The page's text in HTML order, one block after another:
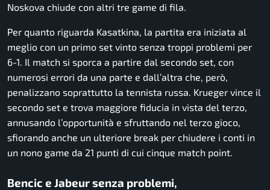
Noskova chiude con altri tre game di fila.
Per quanto riguarda Kasatkina, la partita era iniziata al
meglio con un primo set vinto senza troppi problemi per
6-1. Il match si sporca a partire dal secondo set, con
numerosi errori da una parte e dall’altra che, però,
penalizzano soprattutto la tennista russa. Krueger vince il
secondo set e trova maggiore fiducia in vista del terzo,
annusando l’opportunità e sfruttando nel terzo gioco,
sfiorando anche un ulteriore break per chiudere i conti in
un nono game da 21 punti di cui cinque match point.
Bencic e Jabeur senza problemi,